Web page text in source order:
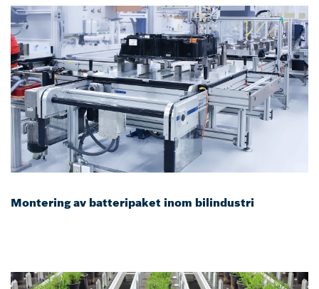
Montering av batteripaket inom bilindustri